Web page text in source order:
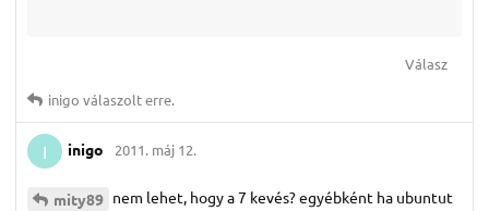
Válasz
inigo válaszolt erre.
I inigo 2011. máj 12.
mity89 nem lehet, hogy a 7 kevés? egyébként ha ubuntut